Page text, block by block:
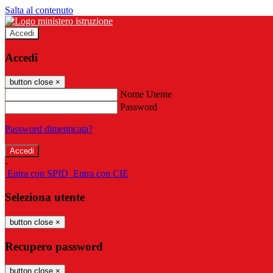
Salta al contenuto
Accedi
Accedi
button close ×
Nome Utente
Password
Password dimenticata?
-
Entra con SPID Entra con CIE
Seleziona utente
button close ×
Recupero password
button close ×